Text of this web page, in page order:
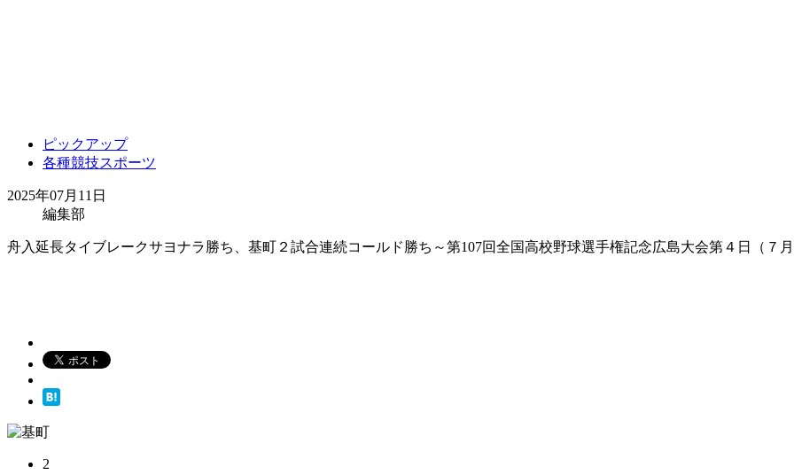
ピックアップ
各種競技スポーツ
2025年07月11日
編集部
舟入延長タイブレークサヨナラ勝ち、基町２試合連続コールド勝ち～第107回全国高校野球選手権記念広島大会第４日（７
2